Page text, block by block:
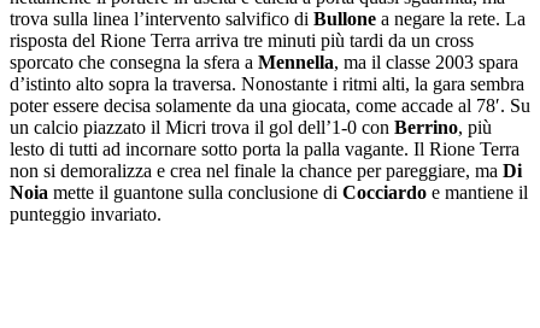
trova sulla linea l’intervento salvifico di Bullone a negare la rete. La
risposta del Rione Terra arriva tre minuti più tardi da un cross
sporcato che consegna la sfera a Mennella, ma il classe 2003 spara
d’istinto alto sopra la traversa. Nonostante i ritmi alti, la gara sembra
poter essere decisa solamente da una giocata, come accade al 78′. Su
un calcio piazzato il Micri trova il gol dell’1-0 con Berrino, più
lesto di tutti ad incornare sotto porta la palla vagante. Il Rione Terra
non si demoralizza e crea nel finale la chance per pareggiare, ma Di
Noia mette il guantone sulla conclusione di Cocciardo e mantiene il
punteggio invariato.